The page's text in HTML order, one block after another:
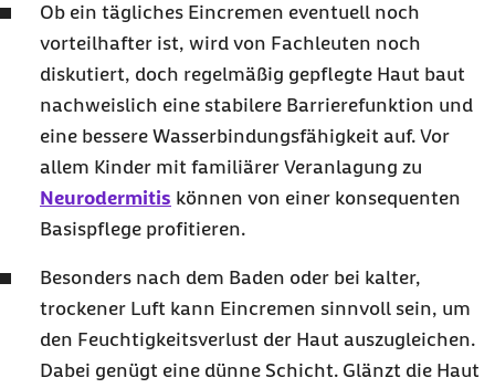
Ob ein tägliches Eincremen eventuell noch
vorteilhafter ist, wird von Fachleuten noch
diskutiert, doch regelmäßig gepflegte Haut baut
nachweislich eine stabilere Barrierefunktion und
eine bessere Wasserbindungsfähigkeit auf. Vor
allem Kinder mit familiärer Veranlagung zu
Neurodermitis können von einer konsequenten
Basispflege profitieren.
Besonders nach dem Baden oder bei kalter,
trockener Luft kann Eincremen sinnvoll sein, um
den Feuchtigkeitsverlust der Haut auszugleichen.
Dabei genügt eine dünne Schicht. Glänzt die Haut